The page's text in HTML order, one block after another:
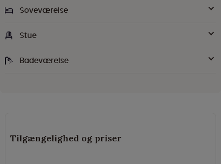
Soveværelse
Stue
Badeværelse
Tilgængelighed og priser